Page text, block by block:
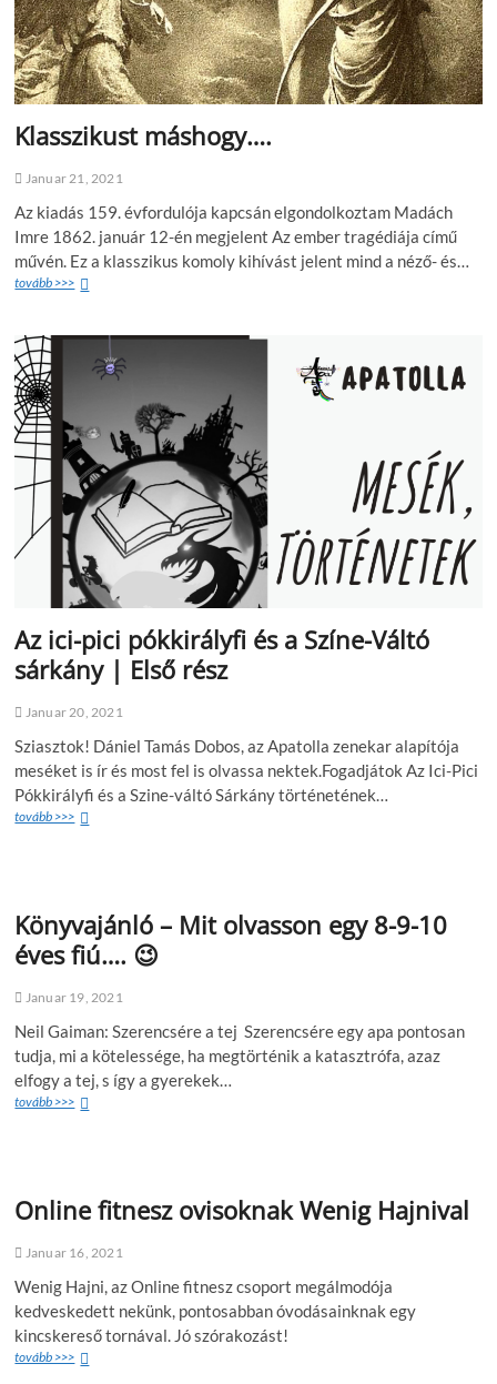
Klasszikust máshogy….
Januar 21, 2021
Az kiadás 159. évfordulója kapcsán elgondolkoztam Madách
Imre 1862. január 12-én megjelent Az ember tragédiája című
művén. Ez a klasszikus komoly kihívást jelent mind a néző- és…
tovább >>>
Az ici-pici pókkirályfi és a Színe-Váltó
sárkány | Első rész
Januar 20, 2021
Sziasztok! Dániel Tamás Dobos, az Apatolla zenekar alapítója
meséket is ír és most fel is olvassa nektek.Fogadjátok Az Ici-Pici
Pókkirályfi és a Szine-váltó Sárkány történetének…
tovább >>>
Könyvajánló – Mit olvasson egy 8-9-10
éves fiú…. 😉
Januar 19, 2021
Neil Gaiman: Szerencsére a tej Szerencsére egy apa pontosan
tudja, mi a kötelessége, ha megtörténik a katasztrófa, azaz
elfogy a tej, s így a gyerekek…
tovább >>>
Online fitnesz ovisoknak Wenig Hajnival
Januar 16, 2021
Wenig Hajni, az Online fitnesz csoport megálmodója
kedveskedett nekünk, pontosabban óvodásainknak egy
kincskereső tornával. Jó szórakozást!
tovább >>>